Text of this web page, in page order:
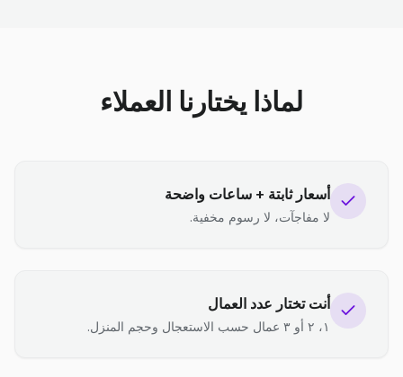
لماذا يختارنا العملاء
أسعار ثابتة + ساعات واضحة
لا مفاجآت، لا رسوم مخفية.
أنت تختار عدد العمال
١، ٢ أو ٣ عمال حسب الاستعجال وحجم المنزل.